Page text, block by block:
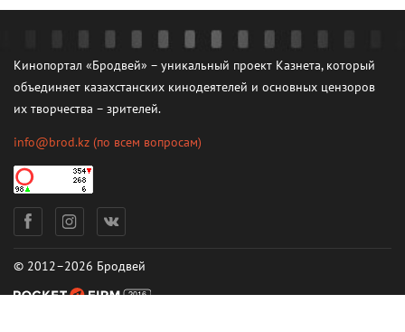
Кинопортал «Бродвей» – уникальный проект Казнета, который
объединяет казахстанских кинодеятелей и основных цензоров
их творчества – зрителей.
info@brod.kz (по всем вопросам)
© 2012–2026 Бродвей